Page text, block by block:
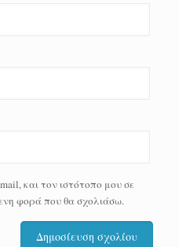
και τον ιστότοπο μου σε
φορά που θα σχολιάσω.